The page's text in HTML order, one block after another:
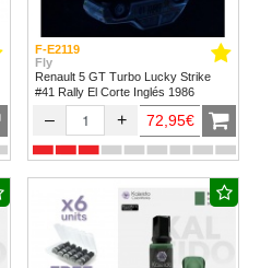
F-E2119
Fly
Renault 5 GT Turbo Lucky Strike
#41 Rally El Corte Inglés 1986
– + 72,95€